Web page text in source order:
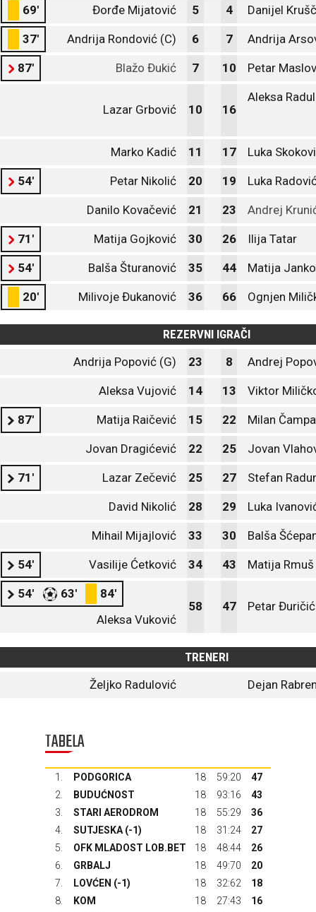
69' Đorđe Mijatović 5 4 Danijel
37' Andrija Rondović (C) 6 7 Andrija
87' Blažo Đukić 7 10 Petar
Lazar Grbović 10 16
Aleksa
Marko Kadić 11 17 Luka
54' Petar Nikolić 20 19 Luka
Danilo Kovačević 21 23 Andrej
71' Matija Gojković 30 26 Ilija Tatar
54' Balša Šturanović 35 44 Matija
20' Milivoje Đukanović 36 66 Ognjen
REZERVNI IGRAČI
Andrija Popović (G)
23 8 Andrej
Aleksa Vujović 14 13 Viktor
87' Matija Raičević 15 22 Milan
Jovan Dragićević 22 25 Jovan
71' Lazar Zečević 25 27 Stefan
David Nikolić 28 29 Luka
Mihail Mijajlović 33 30 Balša
54' Vasilije Ćetković 34 43 Matija Rmuš
54' 63'
84'
Aleksa Vuković
58 47 Petar Đuričić
TRENERI
Željko Radulović
Dejan
TABELA
1. PODGORICA 18 59:20
47
2.
BUDUĆNOST 18 93:16
43
3.
STARI AERODROM 18 55:29
36
4.
SUTJESKA (-1) 18 31:24
27
5.
OFK MLADOST LOB.BET 18 48:44
26
6.
GRBALJ 18 49:70
20
7.
LOVĆEN (-1) 18 32:62
18
8.
KOM 18 27:43
16